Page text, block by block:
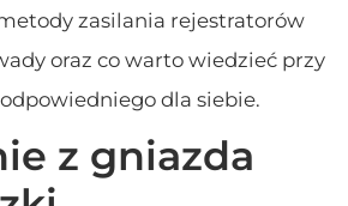
zasilania rejestratorów
oraz co warto wiedzieć przy
dla siebie.
z gniazda